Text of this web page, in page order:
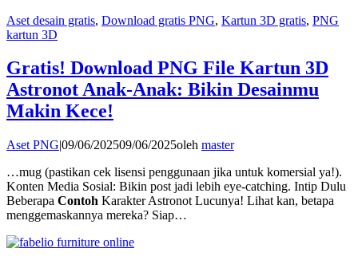
Aset desain gratis, Download gratis PNG, Kartun 3D gratis, PNG
kartun 3D
Gratis! Download PNG File Kartun 3D
Astronot Anak-Anak: Bikin Desainmu
Makin Kece!
Aset PNG|09/06/202509/06/2025oleh master
…mug (pastikan cek lisensi penggunaan jika untuk komersial ya!).
Konten Media Sosial: Bikin post jadi lebih eye-catching. Intip Dulu
Beberapa Contoh Karakter Astronot Lucunya! Lihat kan, betapa
menggemaskannya mereka? Siap…